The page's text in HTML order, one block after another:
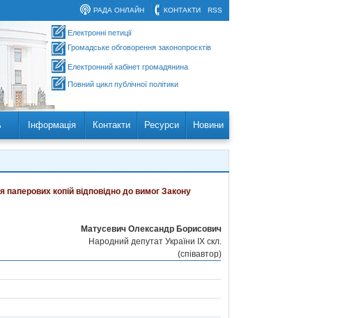
RSS
КОНТАКТИ
РАДА ОНЛАЙН
Електронні петиції
Громадське обговорення законопроєктів
Електронний кабінет громадянина
Повний цикл публічної політики
Інформація Контакти Ресурси Новини
паперових копій відповідно до вимог Закону
Матусевич Олександр Борисович
Народний депутат України IX скл.
(cпівавтор)